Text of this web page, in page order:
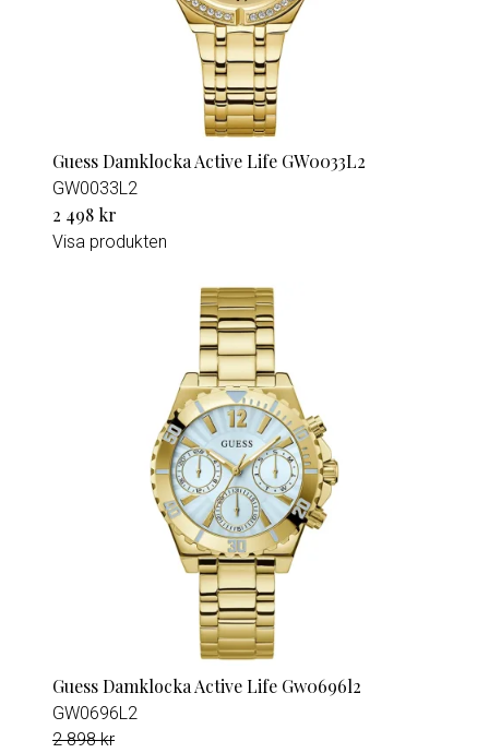
Guess Damklocka Active Life GW0033L2
GW0033L2
2 498 kr
Visa produkten
Guess Damklocka Active Life Gw0696l2
GW0696L2
2 898 kr